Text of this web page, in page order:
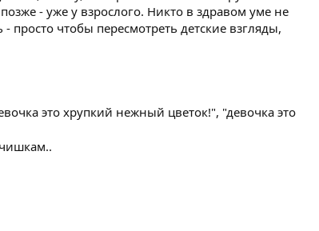
- уже у взрослого. Никто в здравом уме не
чтобы пересмотреть детские взгляды,
это хрупкий нежный цветок!", "девочка это